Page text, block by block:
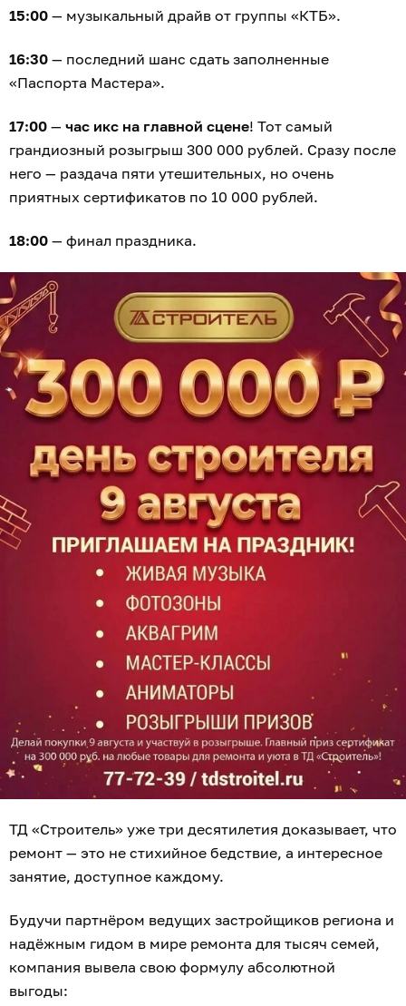
15:00 — музыкальный драйв от группы «КТБ».
16:30 — последний шанс сдать заполненные
«Паспорта Мастера».
17:00 — час икс на главной сцене! Тот самый
грандиозный розыгрыш 300 000 рублей. Сразу после
него — раздача пяти утешительных, но очень
приятных сертификатов по 10 000 рублей.
18:00 — финал праздника.
ТД «Строитель» уже три десятилетия доказывает, что
ремонт — это не стихийное бедствие, а интересное
занятие, доступное каждому.
Будучи партнёром ведущих застройщиков региона и
надёжным гидом в мире ремонта для тысяч семей,
компания вывела свою формулу абсолютной
выгоды: